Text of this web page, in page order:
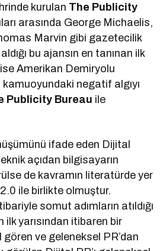
kurulan The Publicity
arasında George Michaelis,
Marvin gibi gazetecilik
bu ajansın en tanınan ilk
Amerikan Demiryolu
kamuoyundaki negatif algıyı
Publicity Bureau ile
ifade eden Dijital
açıdan bilgisayarın
de kavramın literatürde yer
ile birlikte olmuştur.
somut adımların atıldığı
ilk yarısından itibaren bir
ve geleneksel PR’dan